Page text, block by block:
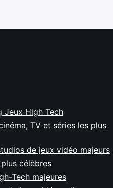
Jeux High Tech
TV et séries les plus
de jeux vidéo majeurs
célèbres
Tech majeures